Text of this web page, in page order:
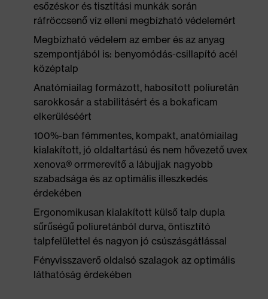
esőzéskor és tisztítási munkák során
ráfröccsenő víz elleni megbízható védelemért
Megbízható védelem az ember és az anyag
szempontjából is: benyomódás-csillapító acél
középtalp
Anatómiailag formázott, habosított poliuretán
sarokkosár a stabilitásért és a bokaficam
elkerüléséért
100%-ban fémmentes, kompakt, anatómiailag
kialakított, jó oldaltartású és nem hővezető uvex
xenova® orrmerevítő a lábujjak nagyobb
szabadsága és az optimális illeszkedés
érdekében
Ergonomikusan kialakított külső talp dupla
sűrűségű poliuretánból durva, öntisztító
talpfelülettel és nagyon jó csúszásgátlással
Fényvisszaverő oldalsó szalagok az optimális
láthatóság érdekében